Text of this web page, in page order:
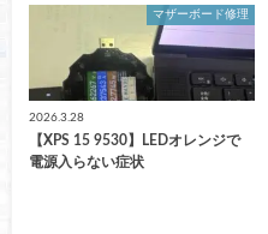
マザーボード修理
2026.3.28
【XPS 15 9530】LEDオレンジで
電源入らない症状